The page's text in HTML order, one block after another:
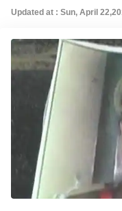
Updated at : Sun, April